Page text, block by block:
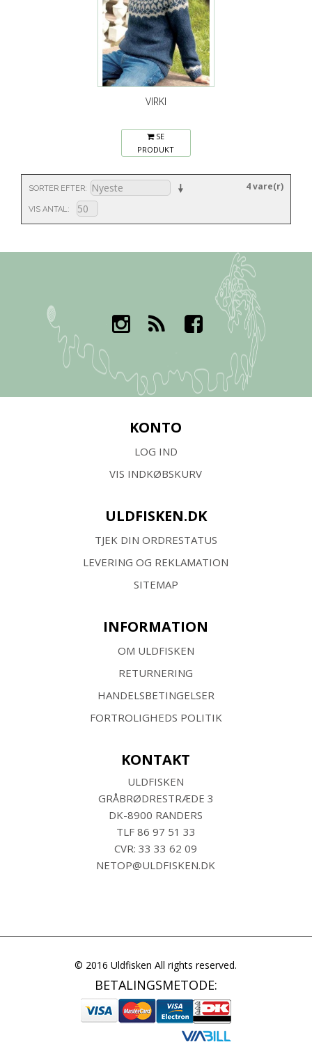
VIRKI
SE
PRODUKT
SORTER EFTER
VIS ANTAL
4 vare(r)
KONTO
LOG IND
VIS INDKØBSKURV
ULDFISKEN.DK
TJEK DIN ORDRESTATUS
LEVERING OG REKLAMATION
SITEMAP
INFORMATION
OM ULDFISKEN
RETURNERING
HANDELSBETINGELSER
FORTROLIGHEDS POLITIK
KONTAKT
ULDFISKEN
GRÅBRØDRESTRÆDE 3
DK-8900 RANDERS
TLF 86 97 51 33
CVR: 33 33 62 09
NETOP@ULDFISKEN.DK
© 2016 Uldfisken All rights reserved.
BETALINGSMETODE: